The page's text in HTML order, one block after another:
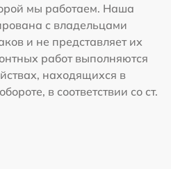
мы работаем. Наша
с владельцами
и не представляет их
работ выполняются
находящихся в
в соответствии со ст.